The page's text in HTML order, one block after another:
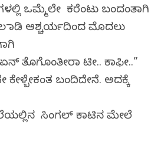
ಒಮ್ಮೆಲೇ ಕರೆಂಟು ಬಂದಂತಾಗಿ
ಮಾಡಿ ಆಶ್ಚರ್ಯದಿಂದ ಮೊದಲು
ತೊಗೊಂತೀರಾ ಟೀ.. ಕಾಫೀ..”
ಬಂದಿದೇನೆ. ಅದಕ್ಕೆ
ಸಿಂಗಲ್‌ ಕಾಟಿನ ಮೇಲೆ